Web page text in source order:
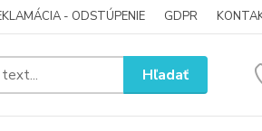
- ODSTÚPENIE GDPR
Hľadať